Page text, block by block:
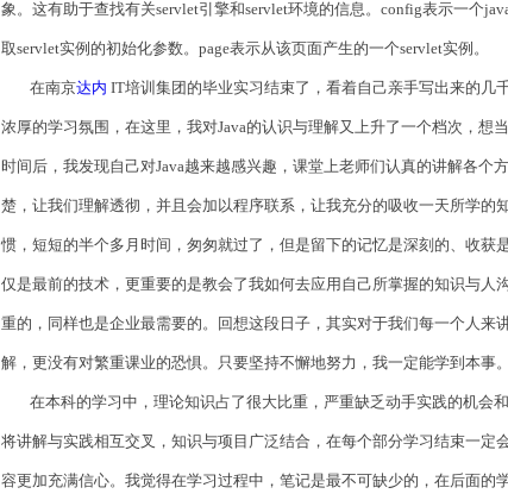
象。这有助于查找有关servlet引擎和servlet环境的信息。config表示一个
取servlet实例的初始化参数。page表示从该页面产生的一个servlet实例。
在南京达内 IT培训集团的毕业实习结束了，看着自己亲手写出来的几
浓厚的学习氛围，在这里，我对Java的认识与理解又上升了一个档次，想
时间后，我发现自己对Java越来越感兴趣，课堂上老师们认真的讲解各个
楚，让我们理解透彻，并且会加以程序联系，让我充分的吸收一天所学的
惯，短短的半个多月时间，匆匆就过了，但是留下的记忆是深刻的、收获
仅是最前的技术，更重要的是教会了我如何去应用自己所掌握的知识与人
重的，同样也是企业最需要的。回想这段日子，其实对于我们每一个人来
解，更没有对繁重课业的恐惧。只要坚持不懈地努力，我一定能学到本事。
在本科的学习中，理论知识占了很大比重，严重缺乏动手实践的机会
将讲解与实践相互交叉，知识与项目广泛结合，在每个部分学习结束一定
容更加充满信心。我觉得在学习过程中，笔记是最不可缺少的，在后面的